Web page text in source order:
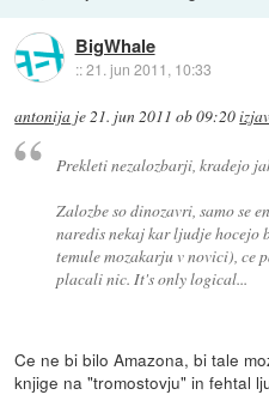
BigWhale
::21. jun 2011, 10:33
antonija je21. jun 2011 ob 09:20
Prekleti nezalozbarji, kradejo
Zalozbe so dinozavri, samo se
naredis nekaj kar ljudje
temule mozakarju v novici), ce
placali nic. It's only logical...
Ce ne bi bilo Amazona, bi tale
knjige na "tromostovju" in fehtal